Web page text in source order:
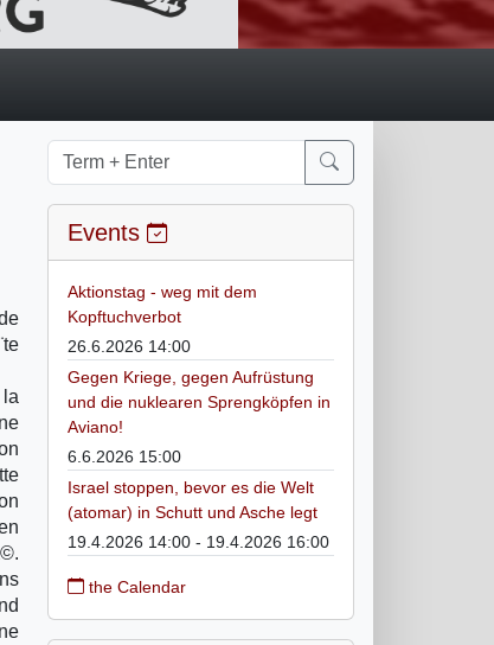
Events
Aktionstag - weg mit dem
Kopftuchverbot
26.6.2026 14:00
Gegen Kriege, gegen Aufrüstung
und die nuklearen Sprengköpfen in
Aviano!
6.6.2026 15:00
Israel stoppen, bevor es die Welt
(atomar) in Schutt und Asche legt
19.4.2026 14:00 - 19.4.2026 16:00
the Calendar